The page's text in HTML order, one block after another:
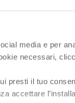
media e per
necessari,
presti il tuo
accettare